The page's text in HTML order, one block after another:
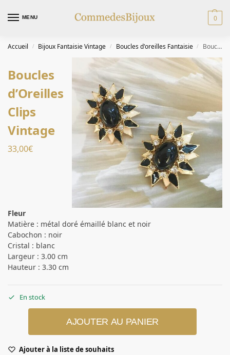
MENU 0
Accueil / Bijoux Fantaisie Vintage / Boucles d'oreilles Fantaisie / Boucles d’Oreilles Clips Vintage
Boucles
d’Oreilles
Clips
Vintage
33,00€
Fleur
Matière : métal doré émaillé blanc et noir
Cabochon : noir
Cristal : blanc
Largeur : 3.00 cm
Hauteur : 3.30 cm
En stock
AJOUTER AU PANIER
Ajouter à la liste de souhaits